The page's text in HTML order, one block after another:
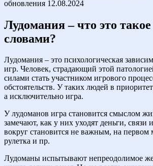
обновления 12.08.2024
Лудомания – что это
словами?
Лудомания – это психологическая
игр. Человек, страдающий этой
силами стать участником игрового
обстоятельств. У таких людей в
а исключительно игра.
У лудоманов игра становится смыслом
замечают, как у них уходят деньги, связи
вокруг становится не важным, на первом
рулетка и пр.
Лудоманы испытывают непреодолимое